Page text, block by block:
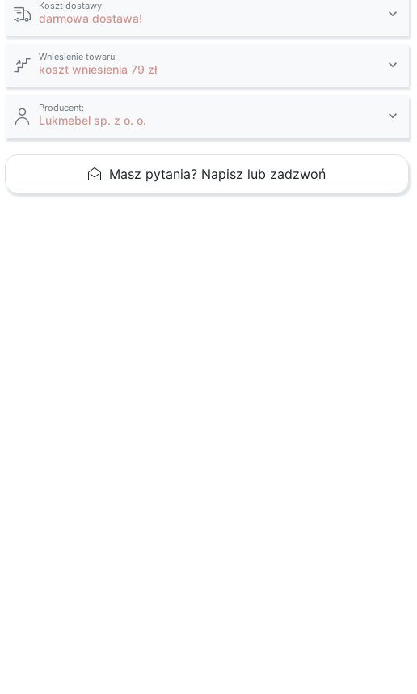
Koszt dostawy:
darmowa dostawa!
Wniesienie towaru:
koszt wniesienia 79 zł
Producent:
Lukmebel sp. z o. o.
Masz pytania? Napisz lub zadzwoń